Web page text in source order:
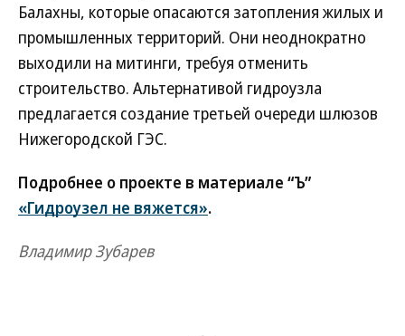
Балахны, которые опасаются затопления жилых и
промышленных территорий. Они неоднократно
выходили на митинги, требуя отменить
строительство. Альтернативой гидроузла
предлагается создание третьей очереди шлюзов
Нижегородской ГЭС.
Подробнее о проекте в материале “Ъ”
«Гидроузел не вяжется».
Владимир Зубарев